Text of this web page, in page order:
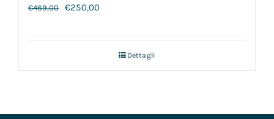
€469,00 €250,00
Dettagli